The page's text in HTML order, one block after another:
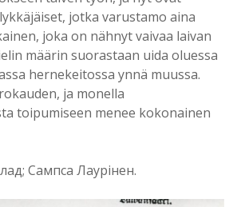
jotka varustamo aina
joka on nähnyt vaivaa laivan
määrin suorastaan uida oluessa
hernekeitossa ynnä muussa.
ja monella
toipumiseen menee kokonainen
Сампса Лаурінен.